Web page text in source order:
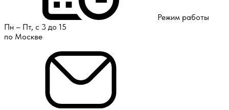
Режим работы
Пн – Пт, с 3 до 15
по Москве